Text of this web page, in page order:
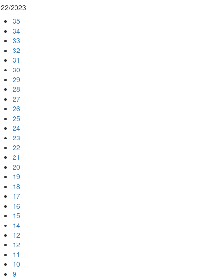
2023
35
34
33
32
31
30
29
28
27
26
25
24
23
22
21
20
19
18
17
16
15
14
12
12
11
10
9